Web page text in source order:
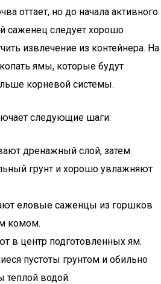
оттает, но до начала активного
саженец следует хорошо
извлечение из контейнера. На
ямы, которые будут
корневой системы.
следующие шаги:
дренажный слой, затем
грунт и хорошо увлажняют
еловые саженцы из горшков
комом.
в центр подготовленных ям.
пустоты грунтом и обильно
теплой водой.